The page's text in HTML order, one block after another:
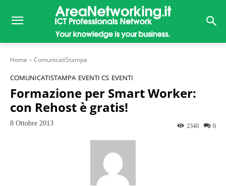
Home ComunicatiStampa
COMUNICATISTAMPA EVENTI CS EVENTI
Formazione per Smart Worker:
con Rehost è gratis!
8 Ottobre 2013 0
2340